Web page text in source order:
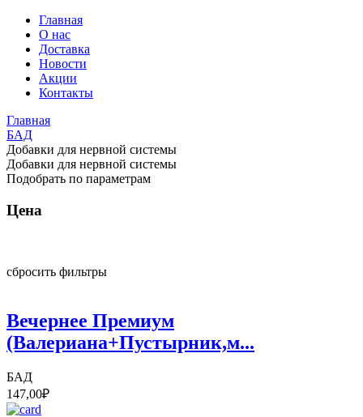
Главная
О нас
Доставка
Новости
Акции
Контакты
Главная
БАД
Добавки для нервной системы
Добавки для нервной системы
Подобрать по параметрам
Цена
сбросить фильтры
Вечернее Премиум
(Валериана+Пустырник,м...
БАД
147,00₽